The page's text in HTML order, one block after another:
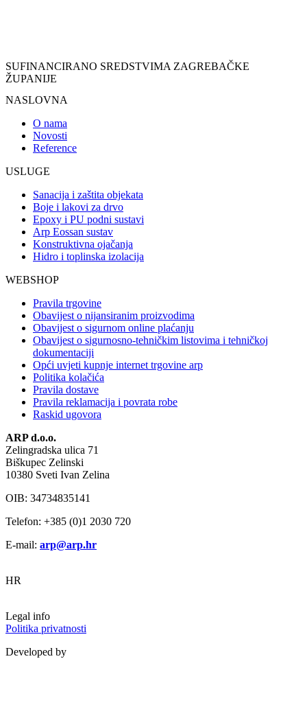
SUFINANCIRANO SREDSTVIMA ZAGREBAČKE
ŽUPANIJE
NASLOVNA
O nama
Novosti
Reference
USLUGE
Sanacija i zaštita objekata
Boje i lakovi za drvo
Epoxy i PU podni sustavi
Arp Eossan sustav
Konstruktivna ojačanja
Hidro i toplinska izolacija
WEBSHOP
Pravila trgovine
Obavijest o nijansiranim proizvodima
Obavijest o sigurnom online plaćanju
Obavijest o sigurnosno-tehničkim listovima i tehničkoj
dokumentaciji
Opći uvjeti kupnje internet trgovine arp
Politika kolačića
Pravila dostave
Pravila reklamacija i povrata robe
Raskid ugovora
ARP d.o.o.
Zelingradska ulica 71
Biškupec Zelinski
10380 Sveti Ivan Zelina
OIB: 34734835141
Telefon: +385 (0)1 2030 720
E-mail: arp@arp.hr
HR
Legal info
Politika privatnosti
Developed by